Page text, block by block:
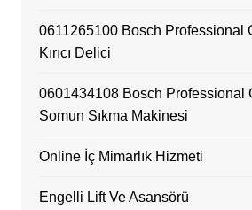
0611265100 Bosch Professional
Kırıcı Delici
0601434108 Bosch Professional
Somun Sıkma Makinesi
Online İç Mimarlık Hizmeti
Engelli Lift Ve Asansörü